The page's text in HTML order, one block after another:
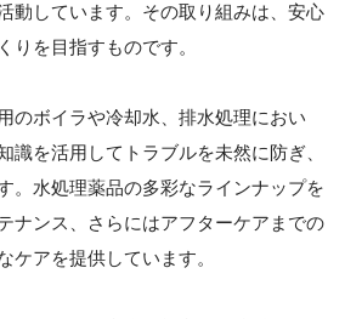
動しています。その取り組みは、安心
りを目指すものです。
のボイラや冷却水、排水処理におい
識を活用してトラブルを未然に防ぎ、
。水処理薬品の多彩なラインナップを
ナンス、さらにはアフターケアまでの
ケアを提供しています。